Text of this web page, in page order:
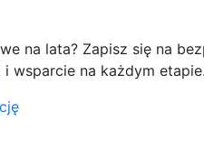
na lata? Zapisz się na
wsparcie na każdym etapie.